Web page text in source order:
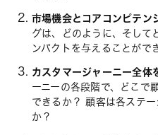
市場機会とコアコンピテン
グは、どのように、そして
ンパクトを与えることがで
カスタマージャーニー全体
ーニーの各段階で、どこで
できるか？ 顧客は各ステ
か？